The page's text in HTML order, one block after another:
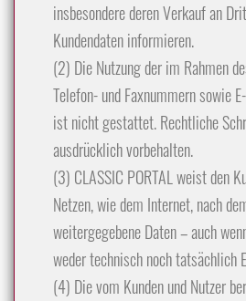
insbesondere deren Verkauf an
Kundendaten informieren.
(2) Die Nutzung der im Rahmen
Telefon- und Faxnummern sowie
ist nicht gestattet. Rechtliche
ausdrücklich vorbehalten.
(3) CLASSIC PORTAL weist den
Netzen, wie dem Internet, nach
weitergegebene Daten – auch
weder technisch noch tatsächlich
(4) Die vom Kunden und Nutzer